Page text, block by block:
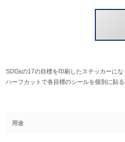
SDGsの17の目標を印刷したステッカーにな
ハーフカットで各目標のシールを個別に貼る
用途